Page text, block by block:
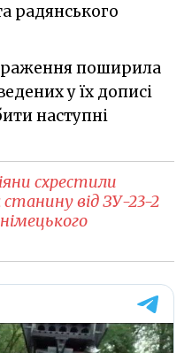
радянського
поширила
у їх дописі
наступні
схрестили
від ЗУ-23-2